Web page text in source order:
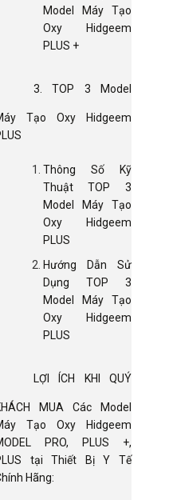
Model Máy Tạo
Oxy Hidgeem
PLUS +
3. TOP 3 Model
Tạo Oxy Hidgeem
Thông Số Kỹ
Thuật TOP 3
Model Máy Tạo
Oxy Hidgeem
PLUS
Hướng Dẫn Sử
Dụng TOP 3
Model Máy Tạo
Oxy Hidgeem
PLUS
LỢI ÍCH KHI QUÝ
MUA Các Model
Tạo Oxy Hidgeem
PRO, PLUS +,
tại Thiết Bị Y Tế
Hãng: